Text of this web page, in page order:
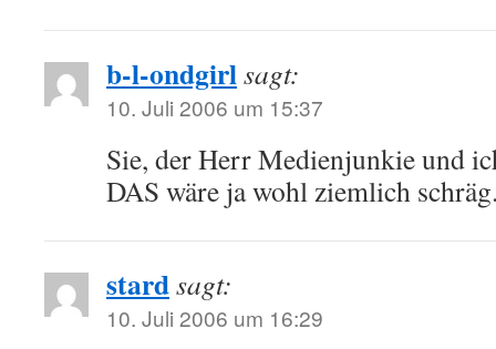
b-l-ondgirlsagt:
10. Juli 2006 um 15:37
Sie, der Herr Medienjunkie und
DAS wäre ja wohl ziemlich
stardsagt:
10. Juli 2006 um 16:29